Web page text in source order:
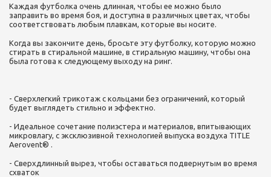
Каждая футболка очень длинная, чтобы ее можно было
заправить во время боя, и доступна в различных цветах, чтобы
соответствовать любым плавкам, которые вы носите.
Когда вы закончите день, бросьте эту футболку, которую можно
стирать в стиральной машине, в стиральную машину, чтобы она
была готова к следующему выходу на ринг.
- Сверхлегкий трикотаж с кольцами без ограничений, который
будет выглядеть стильно и эффектно.
- Идеальное сочетание полиэстера и материалов, впитывающих
микровлагу, с эксклюзивной технологией выпуска воздуха TITLE
Aerovent® .
- Сверхдлинный вырез, чтобы оставаться подвернутым во время
схваток